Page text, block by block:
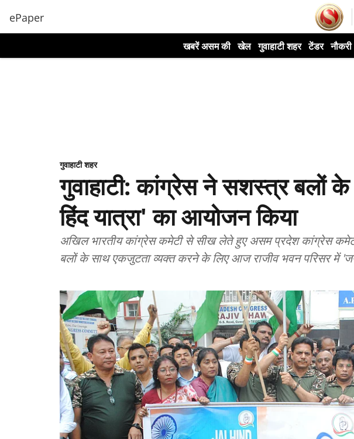
ePaper
खबरें असम की खेल गुवाहाटी शहर टेंडर नौकरी
गुवाहाटी शहर
गुवाहाटी: कांग्रेस ने सशस्त्र बलों
हिंद यात्रा' का आयोजन किया
अखिल भारतीय कांग्रेस कमेटी से सीख लेते हुए असम प्रदेश कांग्रेस
बलों के साथ एकजुटता व्यक्त करने के लिए आज राजीव भवन परिसर में